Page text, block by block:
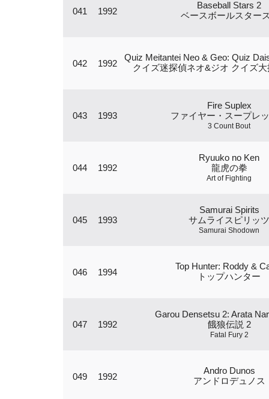
041 1992
Baseball Stars 2
ベースボールスター
042 1992
Quiz Meitantei Neo & Geo: Quiz
クイズ迷探偵ネオ&ジオ クイズ
043 1993
Fire Suplex
ファイヤー・スープレ
3 Count Bout
044 1992
Ryuuko no Ken
龍虎の拳
Art of Fighting
045 1993
Samurai Spirits
サムライスピリッツ
Samurai Shodown
046 1994
Top Hunter: Roddy &
トップハンター
047 1992
Garou Densetsu 2: Arata
餓狼伝説 2
Fatal Fury 2
049 1992
Andro Dunos
アンドロデュノス